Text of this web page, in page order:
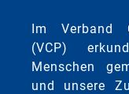
Im Verband
(VCP)
Menschen
und unsere